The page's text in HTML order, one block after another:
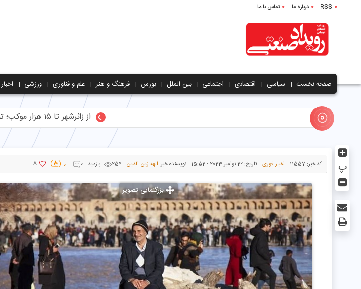
RSS درباره ما تماس با ما
صفحه نخست سیاسی اقتصادی اجتماعی بین الملل بورس فرهنگ و هنر علم و فناوری ورزشی
از زائرشهر تا ۱۵ هزار موکب؛ تمهیدات شهرداری برای مراسم تشییع رهبر شهید
کد خبر: 11557 اخبار فوری تاریخ: 22 نوامبر 2023 - 15:52 نویسنده خبر: الهه زین الدین 252 بازدید 0
0
8
بزرگنمایی تصویر
پ